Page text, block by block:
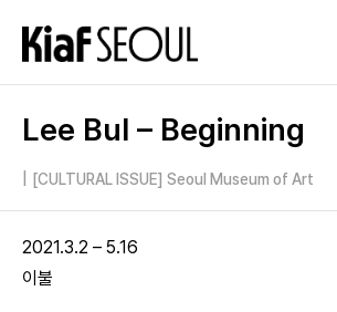
Lee Bul – Beginning
[CULTURAL ISSUE] Seoul Museum of Art
2021.3.2 – 5.16
이불